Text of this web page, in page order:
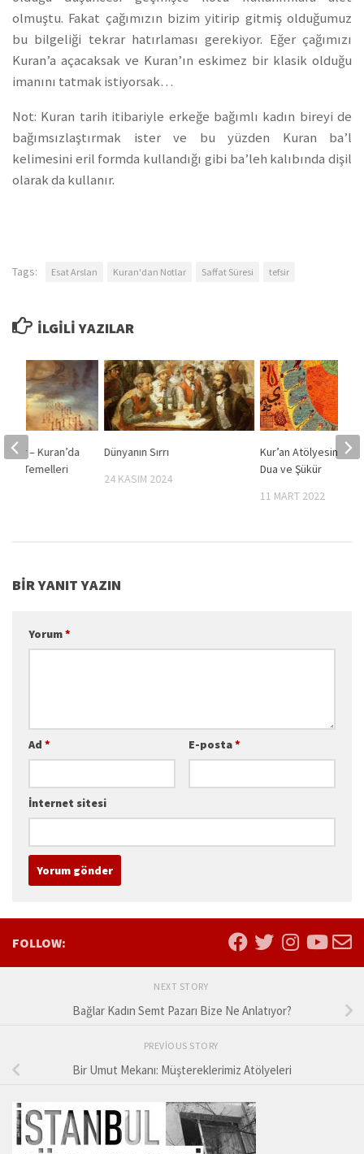
olmuştu. Fakat çağımızın bizim yitirip gitmiş olduğumuz
bu bilgeliği tekrar hatırlaması gerekiyor. Eğer çağımızı
Kuran’a açacaksak ve Kuran’ın eskimez bir klasik olduğu
imanını tatmak istiyorsak…
Not: Kuran tarih itibariyle erkeğe bağımlı kadın bireyi de
bağımsızlaştırmak ister ve bu yüzden Kuran ba’l
kelimesini eril formda kullandığı gibi ba’leh kalıbında dişil
olarak da kullanır.
Tags: Esat Arslan Kuran'dan Notlar Saffat Süresi tefsir
İLGILI YAZILAR
Dünyanın Sırrı
24 KASIM 2024
Kur’an Atölyesinden
Dua ve Şükür
11 MART 2022
– Kuran’da
Temelleri
BIR YANIT YAZIN
Yorum*
Ad * E-posta*
İnternet sitesi
FOLLOW:
NEXT STORY
Bağlar Kadın Semt Pazarı Bize Ne Anlatıyor?
PREVIOUS STORY
Bir Umut Mekanı: Müştereklerimiz Atölyeleri